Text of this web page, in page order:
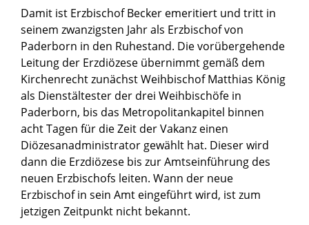
Damit ist Erzbischof Becker emeritiert und tritt in
seinem zwanzigsten Jahr als Erzbischof von
Paderborn in den Ruhestand. Die vorübergehende
Leitung der Erzdiözese übernimmt gemäß dem
Kirchenrecht zunächst Weihbischof Matthias König
als Dienstältester der drei Weihbischöfe in
Paderborn, bis das Metropolitankapitel binnen
acht Tagen für die Zeit der Vakanz einen
Diözesanadministrator gewählt hat. Dieser wird
dann die Erzdiözese bis zur Amtseinführung des
neuen Erzbischofs leiten. Wann der neue
Erzbischof in sein Amt eingeführt wird, ist zum
jetzigen Zeitpunkt nicht bekannt.